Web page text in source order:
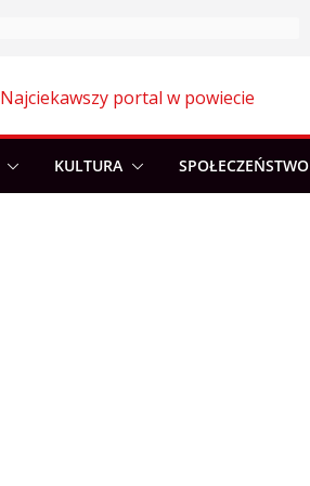
Najciekawszy portal w powiecie
KULTURA SPOŁECZEŃSTWO